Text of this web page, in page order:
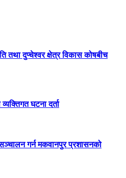
तथा दुप्चेश्वर क्षेत्र विकास कोषबीच
घटना दर्ता
गर्न मकवानपुर प्रशासनको